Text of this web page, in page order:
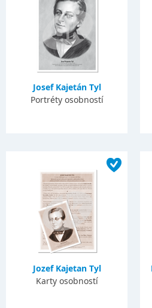
Josef Kajetán Tyl
Portréty osobností
Jozef Kajetan Tyl
Karty osobností